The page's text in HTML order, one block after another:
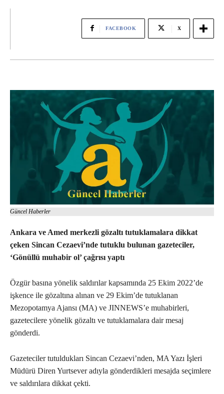
FACEBOOK X
Güncel Haberler
Ankara ve Amed merkezli gözaltı tutuklamalara dikkat
çeken Sincan Cezaevi’nde tutuklu bulunan gazeteciler,
‘Gönüllü muhabir ol’ çağrısı yaptı
Özgür basına yönelik saldırılar kapsamında 25 Ekim 2022’de
işkence ile gözaltına alınan ve 29 Ekim’de tutuklanan
Mezopotamya Ajansı (MA) ve JINNEWS’e muhabirleri,
gazetecilere yönelik gözaltı ve tutuklamalara dair mesaj
gönderdi.
Gazeteciler tutuldukları Sincan Cezaevi’nden, MA Yazı İşleri
Müdürü Diren Yurtsever adıyla gönderdikleri mesajda seçimlere
ve saldırılara dikkat çekti.